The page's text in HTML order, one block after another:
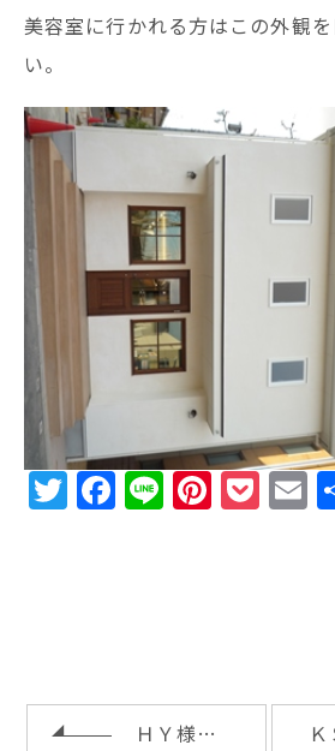
美容室に行かれる方はこの外観
い。
T F
o
Li Pi P E
ＨＹ様邸お引渡し